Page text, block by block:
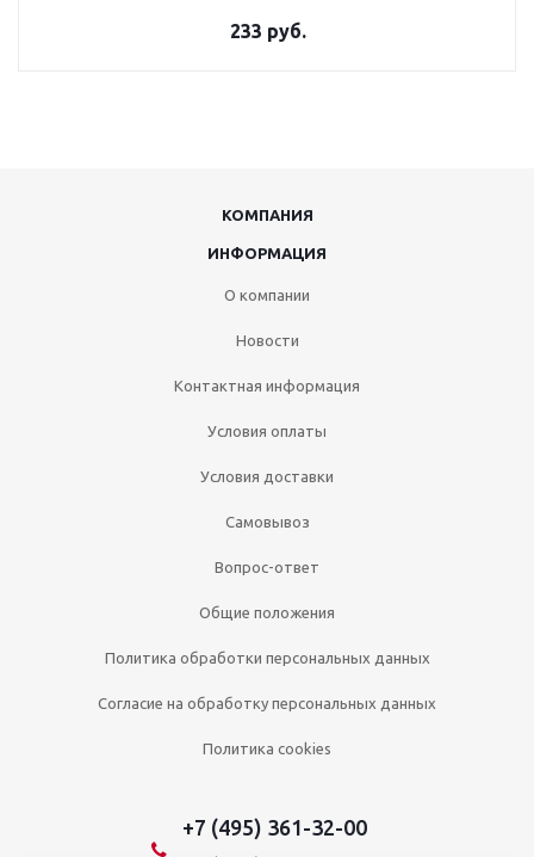
233 руб.
КОМПАНИЯ
ИНФОРМАЦИЯ
О компании
Новости
Контактная информация
Условия оплаты
Условия доставки
Самовывоз
Вопрос-ответ
Общие положения
Политика обработки персональных данных
Согласие на обработку персональных данных
Политика cookies
+7 (495) 361-32-00